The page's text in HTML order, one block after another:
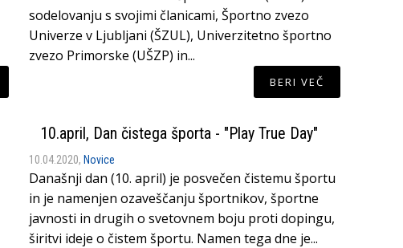
sodelovanju s svojimi članicami, Športno zvezo
Univerze v Ljubljani (ŠZUL), Univerzitetno športno
zvezo Primorske (UŠZP) in...
BERI VEČ
10.april, Dan čistega športa - "Play True Day"
10.04.2020, Novice
Današnji dan (10. april) je posvečen čistemu športu
in je namenjen ozaveščanju športnikov, športne
javnosti in drugih o svetovnem boju proti dopingu,
širitvi ideje o čistem športu. Namen tega dne je...